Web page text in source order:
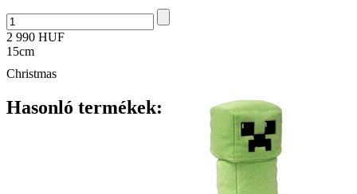
2 990 HUF
15cm
Christmas
Hasonló termékek: